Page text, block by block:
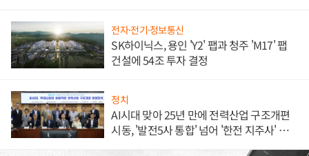
전자·전기·정보통신
SK하이닉스, 용인 'Y2' 팹과 청주 'M17' 팹
건설에 54조 투자 결정
정치
AI시대 맞아 25년 만에 전력산업 구조개편
시동, '발전5사 통합' 넘어 '한전 지주사' 재편